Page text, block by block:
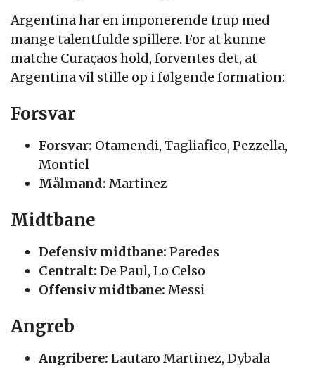
Argentina har en imponerende trup med
mange talentfulde spillere. For at kunne
matche Curaçaos hold, forventes det, at
Argentina vil stille op i følgende formation:
Forsvar
Forsvar: Otamendi, Tagliafico, Pezzella,
Montiel
Målmand: Martinez
Midtbane
Defensiv midtbane: Paredes
Centralt: De Paul, Lo Celso
Offensiv midtbane: Messi
Angreb
Angribere: Lautaro Martinez, Dybala